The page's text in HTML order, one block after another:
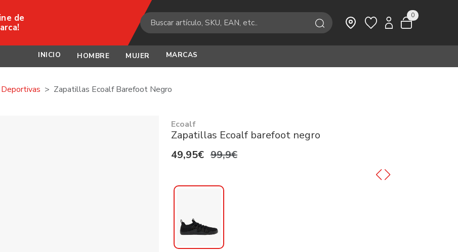
INICIO HOMBRE MUJER MARCAS
de
0
Deportivas Zapatillas Ecoalf Barefoot Negro
Ecoalf
Zapatillas Ecoalf barefoot negro
49,95€ 99,9€